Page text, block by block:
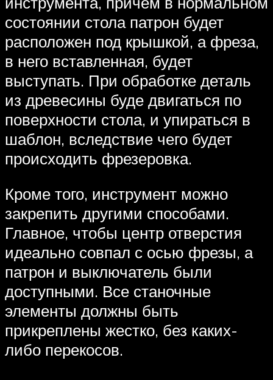
состоянии стола патрон будет
расположен под крышкой, а фреза,
в него вставленная, будет
выступать. При обработке деталь
из древесины буде двигаться по
поверхности стола, и упираться в
шаблон, вследствие чего будет
происходить фрезеровка.
Кроме того, инструмент можно
закрепить другими способами.
Главное, чтобы центр отверстия
идеально совпал с осью фрезы, а
патрон и выключатель были
доступными. Все станочные
элементы должны быть
прикреплены жестко, без каких-
либо перекосов.